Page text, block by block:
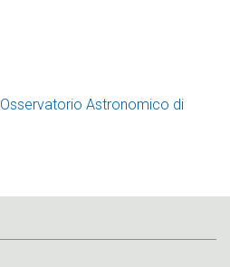
Osservatorio Astronomico di